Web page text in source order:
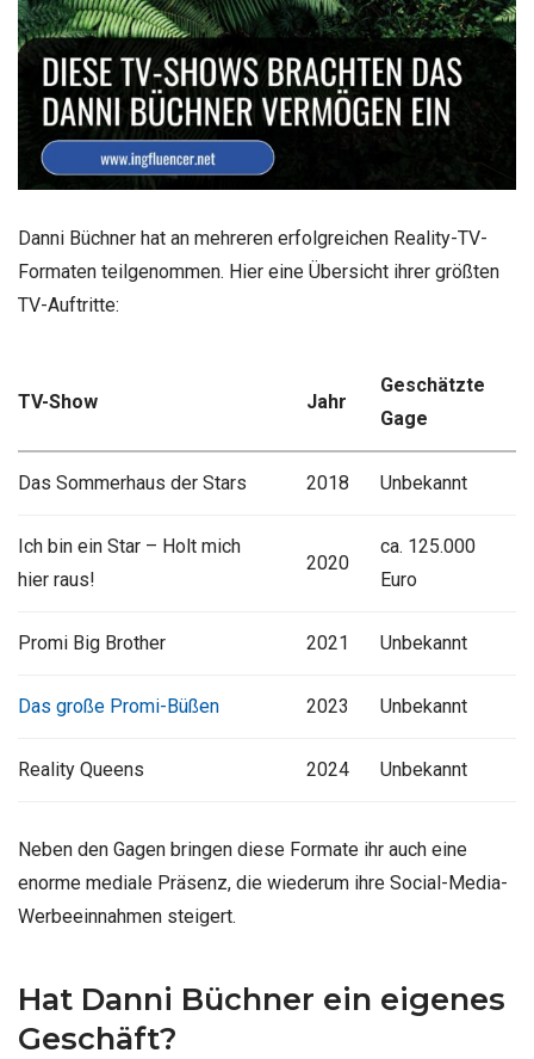
Danni Büchner hat an mehreren erfolgreichen Reality-TV-
Formaten teilgenommen. Hier eine Übersicht ihrer größten
TV-Auftritte:
TV-Show Jahr
Geschätzte
Gage
Das Sommerhaus der Stars 2018 Unbekannt
Ich bin ein Star – Holt mich
hier raus!
2020
ca. 125.000
Euro
Promi Big Brother 2021 Unbekannt
Das große Promi-Büßen 2023 Unbekannt
Reality Queens 2024 Unbekannt
Neben den Gagen bringen diese Formate ihr auch eine
enorme mediale Präsenz, die wiederum ihre Social-Media-
Werbeeinnahmen steigert.
Hat Danni Büchner ein eigenes
Geschäft?